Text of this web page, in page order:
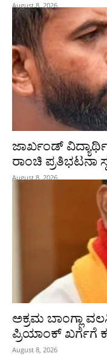
August 8, 2026
ಜಾರ್ಖಂಡ್‌
ರಾಂಚಿ ಪ್ರತಿಭಟನಾ
August 8, 2026
ಅಕ್ರಮ ಬಾಂಗ್ಲಾ
ಪ್ರಿಯಾಂಕ್ ಖರ್ಗೆಗೆ
August 8, 2026